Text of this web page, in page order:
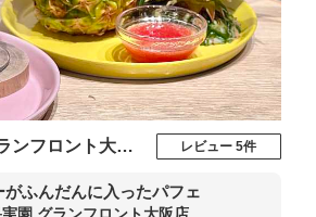
フロント大阪店 レビュー 5件
がふんだんに入ったパフェ
園 グランフロント大阪店